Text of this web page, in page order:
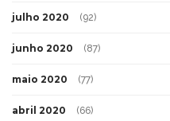
julho 2020 (92)
junho 2020 (87)
maio 2020 (77)
abril 2020 (66)